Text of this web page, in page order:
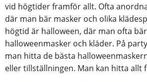
vid högtider framför allt. Ofta
där man bär masker och olika
högtid är halloween, där man ofta
halloweenmasker och kläder. På
man hitta de bästa
eller tillställningen. Man kan hitta allt